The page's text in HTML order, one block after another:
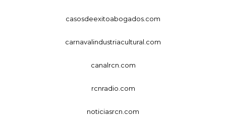
casosdeexitoabogados.com
carnavalindustriacultural.com
canalrcn.com
rcnradio.com
noticiasrcn.com